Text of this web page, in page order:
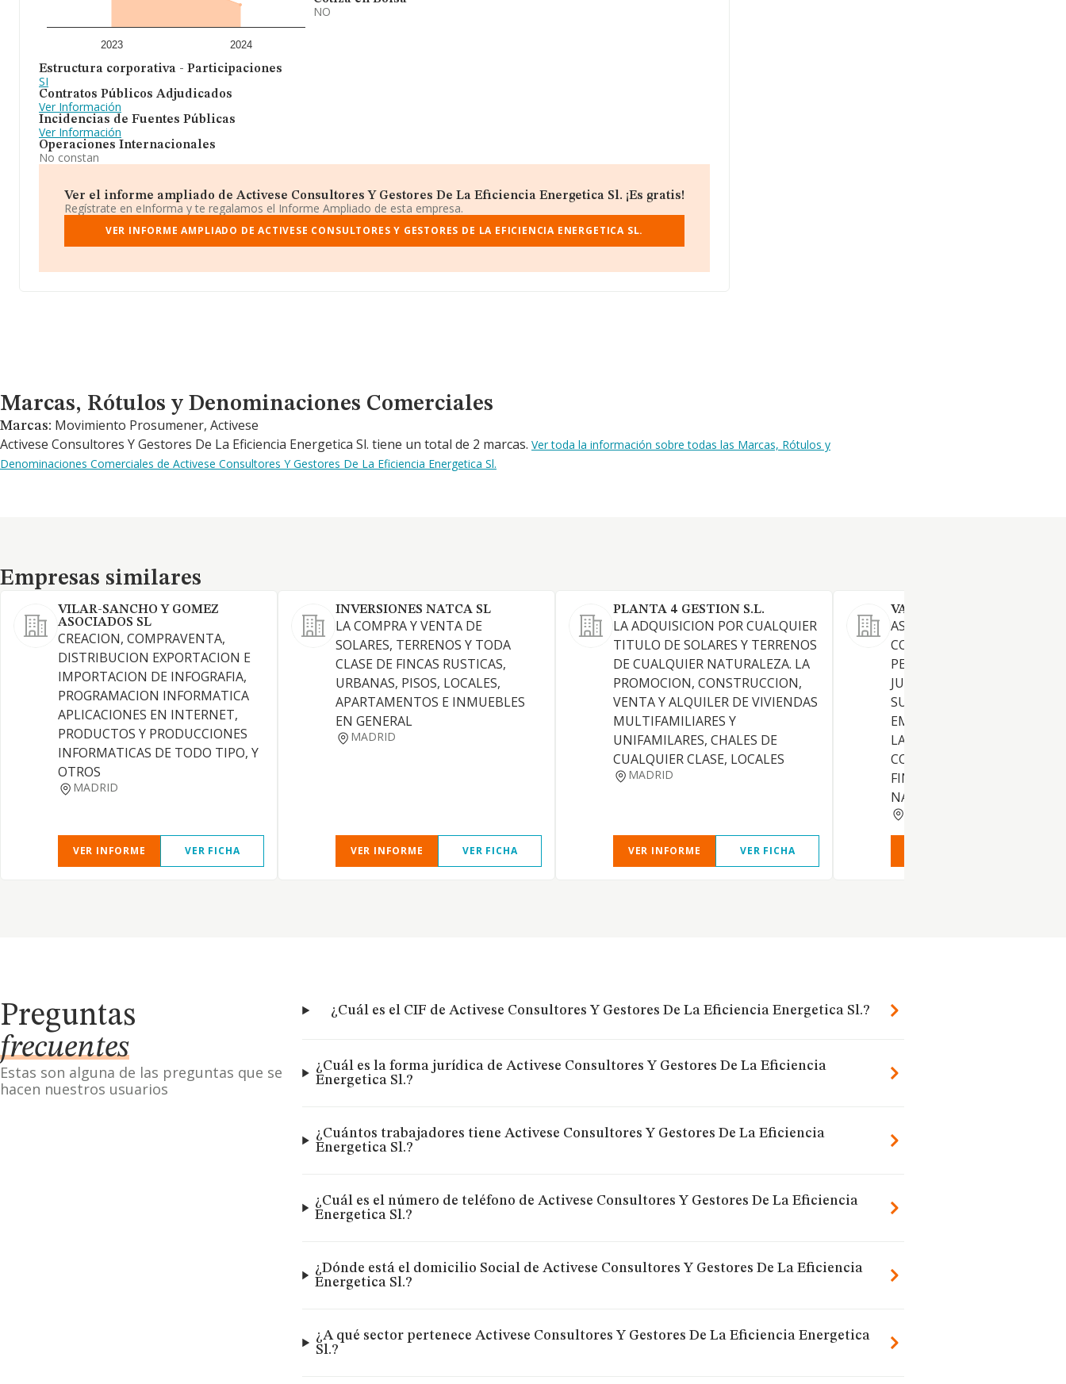
2023 2024
Estructura corporativa - Participaciones
SI
Contratos Públicos Adjudicados
Ver Información
Incidencias de Fuentes Públicas
Ver Información
Operaciones Internacionales
No constan
NO
Ver el informe ampliado de Activese Consultores Y Gestores De La Eficiencia Energetica Sl. ¡Es gratis!
Regístrate en eInforma y te regalamos el Informe Ampliado de esta empresa.
VER INFORME AMPLIADO DE ACTIVESE CONSULTORES Y GESTORES DE LA EFICIENCIA ENERGETICA SL.
Marcas, Rótulos y Denominaciones Comerciales
Marcas, Rótulos y Denominaciones Comerciales
Marcas: Movimiento Prosumener, Activese
Activese Consultores Y Gestores De La Eficiencia Energetica Sl. tiene un total de 2 marcas. Ver toda la información sobre todas las Marcas, Rótulos y
Denominaciones Comerciales de Activese Consultores Y Gestores De La Eficiencia Energetica Sl.
Empresas similares
Empresas similares
VILAR-SANCHO Y GOMEZ
ASOCIADOS SL
CREACION, COMPRAVENTA,
DISTRIBUCION EXPORTACION E
IMPORTACION DE INFOGRAFIA,
PROGRAMACION INFORMATICA
APLICACIONES EN INTERNET,
PRODUCTOS Y PRODUCCIONES
INFORMATICAS DE TODO TIPO, Y
OTROS
MADRID
VER INFORME VER FICHA
INVERSIONES NATCA SL
LA COMPRA Y VENTA DE
SOLARES, TERRENOS Y TODA
CLASE DE FINCAS RUSTICAS,
URBANAS, PISOS, LOCALES,
APARTAMENTOS E INMUEBLES
EN GENERAL
MADRID
VER INFORME VER FICHA
PLANTA 4 GESTION S.L.
LA ADQUISICION POR CUALQUIER
TITULO DE SOLARES Y TERRENOS
DE CUALQUIER NATURALEZA. LA
PROMOCION, CONSTRUCCION,
VENTA Y ALQUILER DE VIVIENDAS
MULTIFAMILIARES Y
UNIFAMILARES, CHALES DE
CUALQUIER CLASE, LOCALES
MADRID
VER INFORME VER FICHA
VALCRISMA SL
ASESORAMIENTO Y
CONSULTORIA TANTO DE
PERSONAS FISICAS COMO
JURIDICAS, CUALQUIERA
SU FORMA U
EMPRESARIAL O NO, EN
LAS MATERIAS
CON EL AMBITO
FINANCIERO O DE ANALOGA
NATU
Preguntas
frecuentes
Estas son alguna de las preguntas que se
hacen nuestros usuarios
¿Cuál es el CIF de Activese Consultores Y Gestores De La Eficiencia Energetica Sl.?
¿Cuál es la forma jurídica de Activese Consultores Y Gestores De La Eficiencia
Energetica Sl.?
¿Cuántos trabajadores tiene Activese Consultores Y Gestores De La Eficiencia
Energetica Sl.?
¿Cuál es el número de teléfono de Activese Consultores Y Gestores De La Eficiencia
Energetica Sl.?
¿Dónde está el domicilio Social de Activese Consultores Y Gestores De La Eficiencia
Energetica Sl.?
¿A qué sector pertenece Activese Consultores Y Gestores De La Eficiencia Energetica
Sl.?